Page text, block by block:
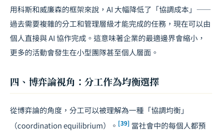
用科斯和威廉森的框架來說，AI 大幅降低了「協調成本」——
過去需要複雜的分工和管理層級才能完成的任務，現在可以由
個人直接與 AI 協作完成。這意味著企業的最適邊界會縮小，
更多的活動會發生在小型團隊甚至個人層面。
四、博弈論視角：分工作為均衡選擇
從博弈論的角度，分工可以被理解為一種「協調均衡」
（coordination equilibrium）。 [39] 當社會中的每個人都預